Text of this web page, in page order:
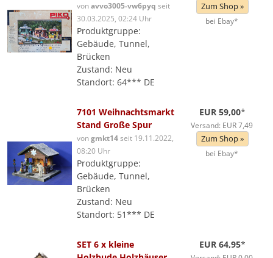
vonavvo3005-vw6pyq seit
30.03.2025, 02:24 Uhr
Produktgruppe:
Gebäude, Tunnel,
Brücken
Zustand: Neu
Standort: 64*** DE
Zum Shop »
bei Ebay*
7101 Weihnachtsmarkt
Stand Große Spur
vongmkt14seit 19.11.2022,
08:20 Uhr
Produktgruppe:
Gebäude, Tunnel,
Brücken
Zustand: Neu
Standort: 51*** DE
EUR 59,00*
Versand: EUR 7,49
Zum Shop »
bei Ebay*
SET 6 x kleine
EUR 64,95*